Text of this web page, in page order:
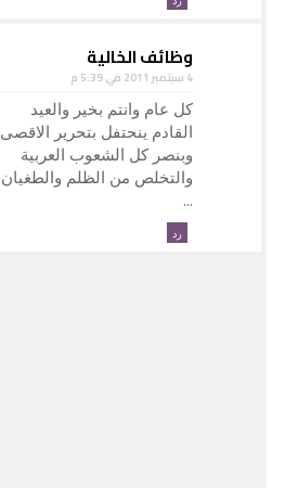
وظائف الخالية
4 سبتمبر 2011 في 5:39 م
كل عام وانتم بخير والعيد
القادم ينحتفل بتحرير الاقصى
وبنصر كل الشعوب العربية
والتخلص من الظلم والطغيان
...
رد